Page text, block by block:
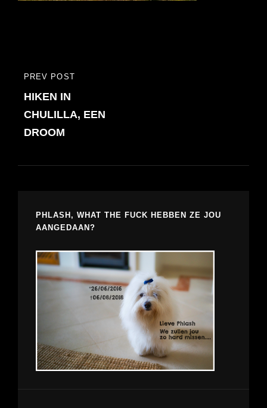
Bericht
navigatie
PREVIOUS
POST
PREV POST
HIKEN IN
CHULILLA, EEN
DROOM
PHLASH, WHAT THE FUCK HEBBEN ZE JOU
AANGEDAAN?